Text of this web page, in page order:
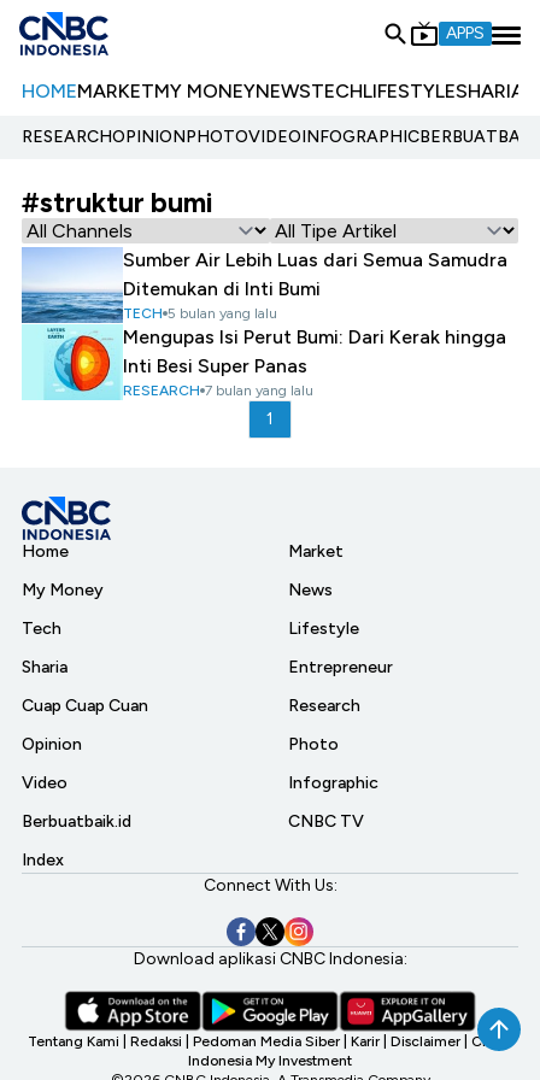
APPS
HOMEMARKETMY MONEYNEWSTECHLIFESTYLESHARIA
RESEARCHOPINIONPHOTOVIDEOINFOGRAPHIC
#struktur bumi
Sumber Air Lebih Luas dari Semua Samudra
Ditemukan di Inti Bumi
TECH 5 bulan yang lalu
Mengupas Isi Perut Bumi: Dari Kerak hingga
Inti Besi Super Panas
RESEARCH 7 bulan yang lalu
1
Home
My Money
Tech
Sharia
Cuap Cuap Cuan
Opinion
Video
Berbuatbaik.id
Index
Market
News
Lifestyle
Entrepreneur
Research
Photo
Infographic
CNBC TV
Connect With Us:
Download aplikasi CNBC Indonesia:
Tentang Kami Redaksi Pedoman Media Siber Karir Disclaimer CNBC
Indonesia My Investment